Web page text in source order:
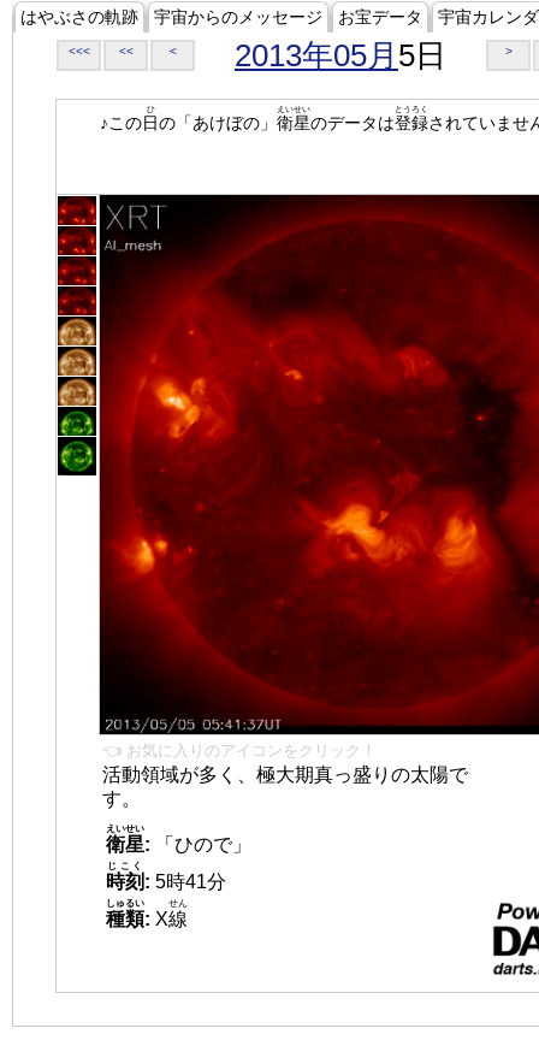
はやぶさの軌跡 宇宙からのメッセージ お宝データ 宇宙カレン
<<< << < 2013年05月 5日 >
♪この日
ひ
の「あけぼの」 衛星
えいせい
のデータは登録
とうろく
されていませ
👈 お気に入りのアイコンをクリック！
活動領域が多く、極大期真っ盛りの太陽で
す。
衛星
えいせい
:
「ひので」
時刻
じこく
: 5時41分
種類
しゅるい
: X線
せん